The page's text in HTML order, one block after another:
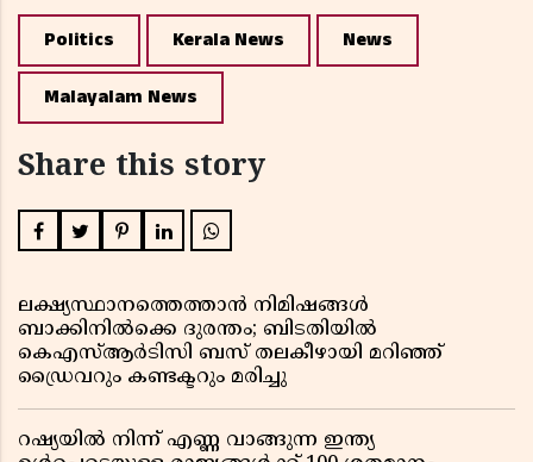
Politics Kerala News News
Malayalam News
Share this story
ലക്ഷ്യസ്ഥാനത്തെത്താൻ നിമിഷങ്ങൾ
ബാക്കിനിൽക്കെ ദുരന്തം; ബിടതിയിൽ
കെഎസ്ആർടിസി ബസ് തലകീഴായി മറിഞ്ഞ്
ഡ്രൈവറും കണ്ടക്ടറും മരിച്ചു
റഷ്യയിൽ നിന്ന് എണ്ണ വാങ്ങുന്ന ഇന്ത്യ